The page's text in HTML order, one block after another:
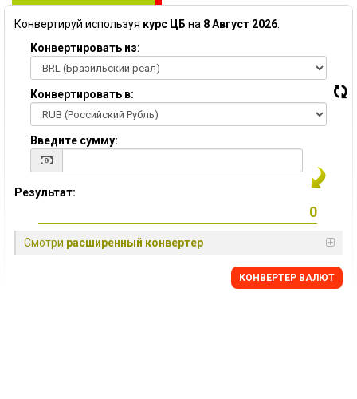
Конвертируй используя курс ЦБ на 8 Август 2026:
Конвертировать из:
Конвертировать в:
Введите сумму:
Результат:
Смотри расширенный конвертер
КОНВЕРТЕР ВАЛЮТ